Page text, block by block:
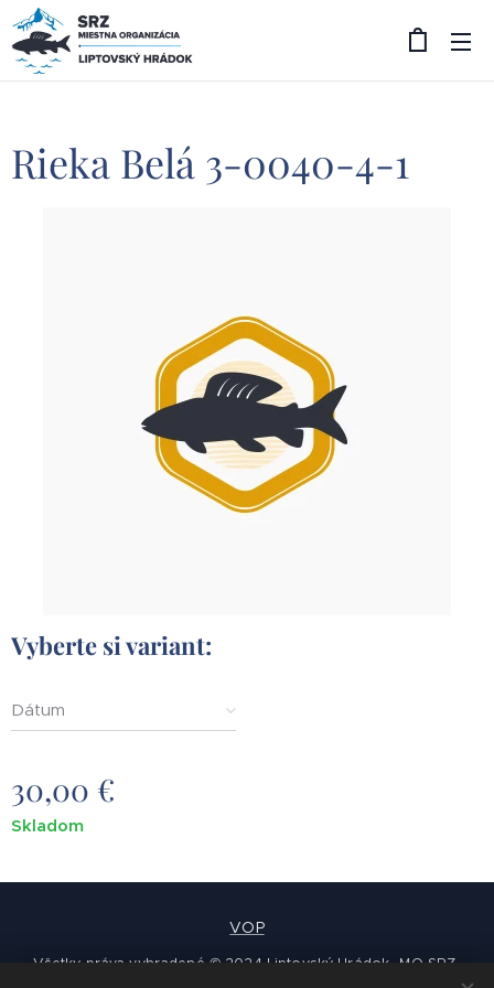
Rieka Belá 3-0040-4-1
Vyberte si variant:
Dátum
30,00 €
Skladom
VOP
Všetky práva vyhradené © 2024 Liptovský Hrádok -MO SRZ-